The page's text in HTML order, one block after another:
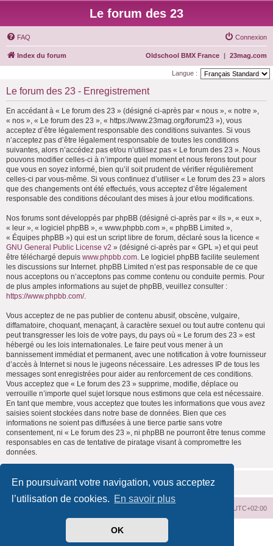
En poursuivant votre navigation, vous acceptez
l’utilisation de cookies. En savoir plus
OK
Le forum des 23
FAQ Connexion
Index du forum 23mag.com
|
Oldschool BMX France
Langue :
Le forum des 23 - Enregistrement
En accédant à « Le forum des 23 » (désigné ci-après par « nous », « notre »,
« nos », « Le forum des 23 », « https://www.23mag.org/forum23 »), vous
acceptez d’être légalement responsable des conditions suivantes. Si vous
n’acceptez pas d’être légalement responsable de toutes les conditions
suivantes, alors n’accédez pas et/ou n’utilisez pas « Le forum des 23 ». Nous
pouvons modifier celles-ci à n’importe quel moment et nous ferons tout pour
que vous en soyez informé, bien qu’il soit prudent de vérifier régulièrement
celles-ci par vous-même. Si vous continuez d’utiliser « Le forum des 23 » alors
que des changements ont été effectués, vous acceptez d’être légalement
responsable des conditions découlant des mises à jour et/ou modifications.
Nos forums sont développés par phpBB (désigné ci-après par « ils », « eux »,
« leur », « logiciel phpBB », « www.phpbb.com », « phpBB Limited »,
« Équipes phpBB ») qui est un script libre de forum, déclaré sous la licence «
GNU General Public License v2 » (désigné ci-après par « GPL ») et qui peut
être téléchargé depuis www.phpbb.com. Le logiciel phpBB facilite seulement
les discussions sur Internet. phpBB Limited n’est pas responsable de ce que
nous acceptons ou n’acceptons pas comme contenu ou conduite permis. Pour
de plus amples informations au sujet de phpBB, veuillez consulter :
https://www.phpbb.com/.
Vous acceptez de ne pas publier de contenu abusif, obscène, vulgaire,
diffamatoire, choquant, menaçant, à caractère sexuel ou tout autre contenu qui
peut transgresser les lois de votre pays, du pays où « Le forum des 23 » est
hébergé ou les lois internationales. Le faire peut vous mener à un
bannissement immédiat et permanent, avec une notification à votre fournisseur
d’accès à Internet si nous le jugeons nécessaire. Les adresses IP de tous les
messages sont enregistrées pour aider au renforcement de ces conditions.
Vous acceptez que « Le forum des 23 » supprime, modifie, déplace ou
verrouille n’importe quel sujet lorsque nous estimons que cela est nécessaire.
En tant que membre, vous acceptez que toutes les informations que vous avez
saisies soient stockées dans notre base de données. Bien que ces
informations ne soient pas diffusées à une tierce partie sans votre
consentement, ni « Le forum des 23 », ni phpBB ne pourront être tenus comme
responsables en cas de tentative de piratage visant à compromettre les
données.
UTC+02:00
phpBB ® Forum Software © phpBB Limited
phpBB-fr.com